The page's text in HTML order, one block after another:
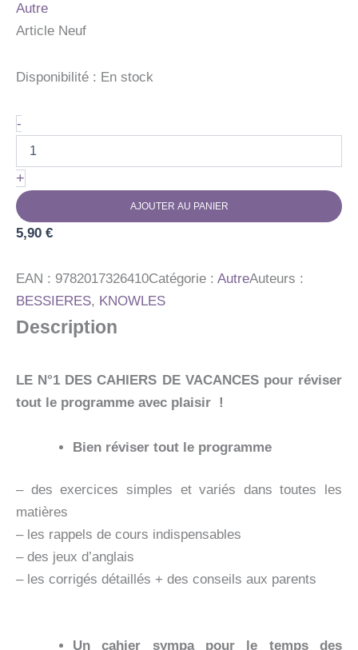
Autre
Article Neuf
Disponibilité : En stock
-quantité
de
PASSEPORT
-
DU
CE1
AU
CE2
-
CAHIER
VACANCES
+
AJOUTER AU PANIER
5,90 €
EAN : 9782017326410Catégorie : AutreAuteurs :
BESSIERES, KNOWLES
Description
LE N°1 DES CAHIERS DE VACANCES pour réviser
tout le programme avec plaisir !
Bien réviser tout le programme
– des exercices simples et variés dans toutes les
matières
– les rappels de cours indispensables
– des jeux d’anglais
– les corrigés détaillés + des conseils aux parents
Un cahier sympa pour le temps des